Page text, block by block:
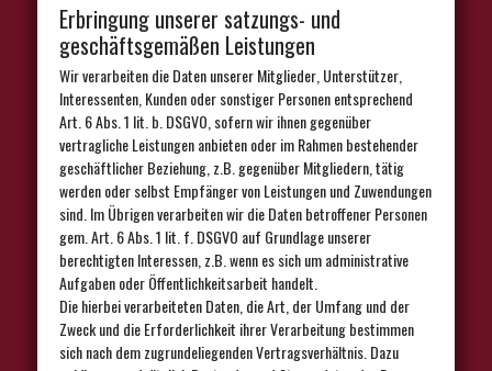
Erbringung unserer satzungs- und
geschäftsgemäßen Leistungen
Wir verarbeiten die Daten unserer Mitglieder, Unterstützer,
Interessenten, Kunden oder sonstiger Personen entsprechend
Art. 6 Abs. 1 lit. b. DSGVO, sofern wir ihnen gegenüber
vertragliche Leistungen anbieten oder im Rahmen bestehender
geschäftlicher Beziehung, z.B. gegenüber Mitgliedern, tätig
werden oder selbst Empfänger von Leistungen und Zuwendungen
sind. Im Übrigen verarbeiten wir die Daten betroffener Personen
gem. Art. 6 Abs. 1 lit. f. DSGVO auf Grundlage unserer
berechtigten Interessen, z.B. wenn es sich um administrative
Aufgaben oder Öffentlichkeitsarbeit handelt.
Die hierbei verarbeiteten Daten, die Art, der Umfang und der
Zweck und die Erforderlichkeit ihrer Verarbeitung bestimmen
sich nach dem zugrundeliegenden Vertragsverhältnis. Dazu